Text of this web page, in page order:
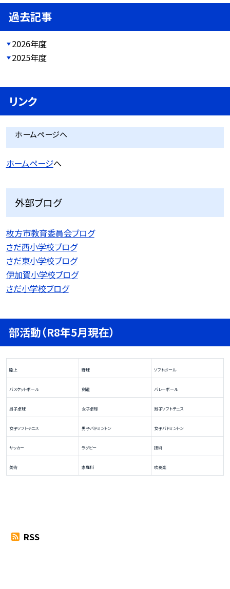
過去記事
2026年度
2025年度
リンク
ホームページへ
ホームページへ
外部ブログ
枚方市教育委員会ブログ
さだ西小学校ブログ
さだ東小学校ブログ
伊加賀小学校ブログ
さだ小学校ブログ
部活動（R8年5月現在）
陸上 野球 ソフトボール
バスケットボール 剣道 バレーボール
男子卓球 女子卓球 男子ソフトテニス
女子ソフトテニス 男子バドミントン 女子バドミントン
サッカー ラグビー 技術
美術 家庭科 吹奏楽
RSS